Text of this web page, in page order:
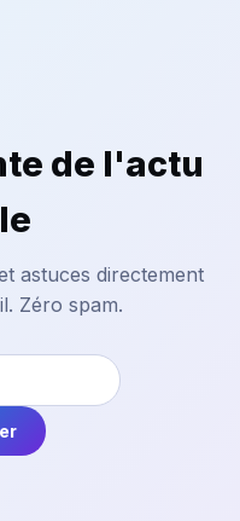
de l'actu
astuces directement
Zéro spam.